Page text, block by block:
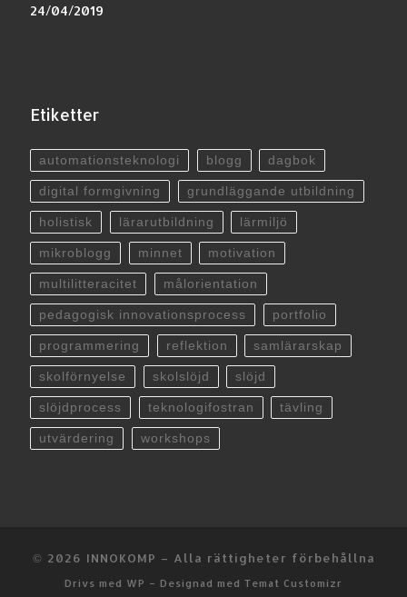
24/04/2019
Etiketter
automationsteknologi blogg dagbok
digital formgivning grundläggande utbildning
holistisk lärarutbildning lärmiljö
mikroblogg minnet motivation
multilitteracitet målorientation
pedagogisk innovationsprocess portfolio
programmering reflektion samlärarskap
skolförnyelse skolslöjd slöjd
slöjdprocess teknologifostran tävling
utvärdering workshops
© 2026 INNOKOMP – Alla rättigheter förbehållna
Drivs med WP – Designad med Temat Customizr